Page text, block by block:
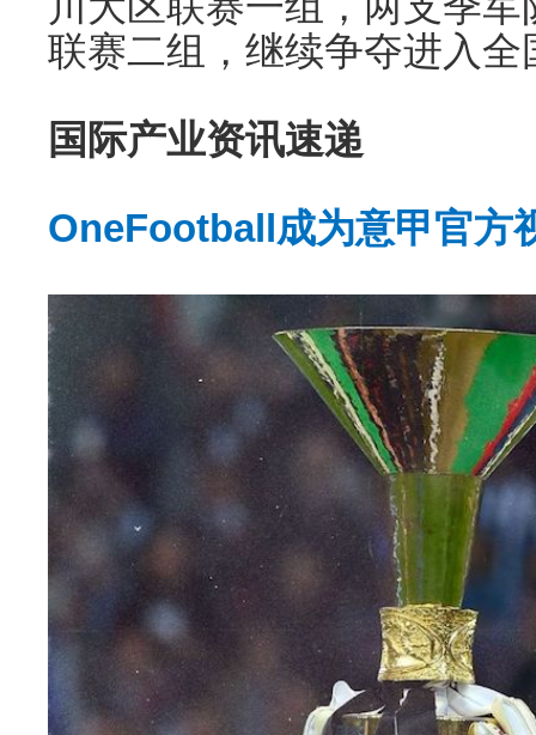
联赛二组，继续争夺进入
国际产业资讯速递
OneFootball成为意甲官方